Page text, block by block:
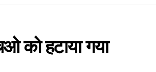
को हटाया गया